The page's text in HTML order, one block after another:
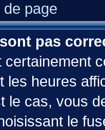
page
pas
certainement
les heures
le cas, vous
le